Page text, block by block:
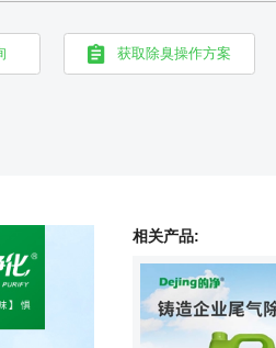
获取除臭操作方案
相关产品: